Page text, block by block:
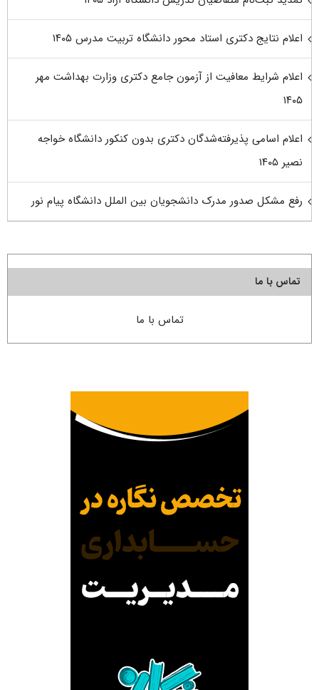
اعلام نتایج دکتری استاد محور دانشگاه تربیت مدرس ۱۴۰۵
اعلام شرایط معافیت از آزمون جامع دکتری وزارت بهداشت مهر
۱۴۰۵
اعلام اسامی پذیرفته‌شدگان دکتری بدون کنکور دانشگاه خواجه
نصیر ۱۴۰۵
رفع مشکل صدور مدرک دانشجویان بین الملل دانشگاه پیام نور
تماس با ما
تماس با ما